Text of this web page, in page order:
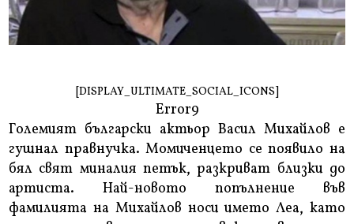
[DISPLAY_ULTIMATE_SOCIAL_ICONS]
Error9
Големият български актьор Васил Михайлов е
гушнал правнучка. Момиченцето се появило на
бял свят миналия петък, разкриват близки до
артиста. Най-новото попълнение във
фамилията на Михайлов носи името Леа, като